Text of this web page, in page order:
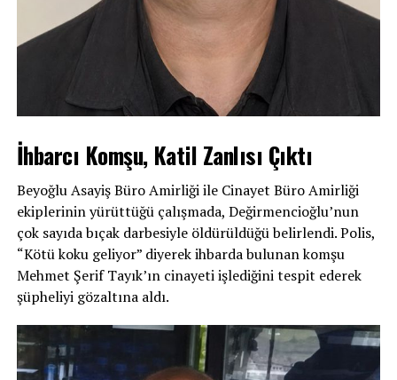
İhbarcı Komşu, Katil Zanlısı Çıktı
Beyoğlu Asayiş Büro Amirliği ile Cinayet Büro Amirliği
ekiplerinin yürüttüğü çalışmada, Değirmencioğlu’nun
çok sayıda bıçak darbesiyle öldürüldüğü belirlendi. Polis,
“Kötü koku geliyor” diyerek ihbarda bulunan komşu
Mehmet Şerif Tayık’ın cinayeti işlediğini tespit ederek
şüpheliyi gözaltına aldı.